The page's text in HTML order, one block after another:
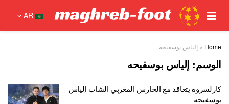
AR
Home
» إلياس بوسفيحه
الوسم: إلياس بوسفيحه
كارلسروه يتعاقد مع الحارس المغربي الشاب إلياس
بوسفيحه